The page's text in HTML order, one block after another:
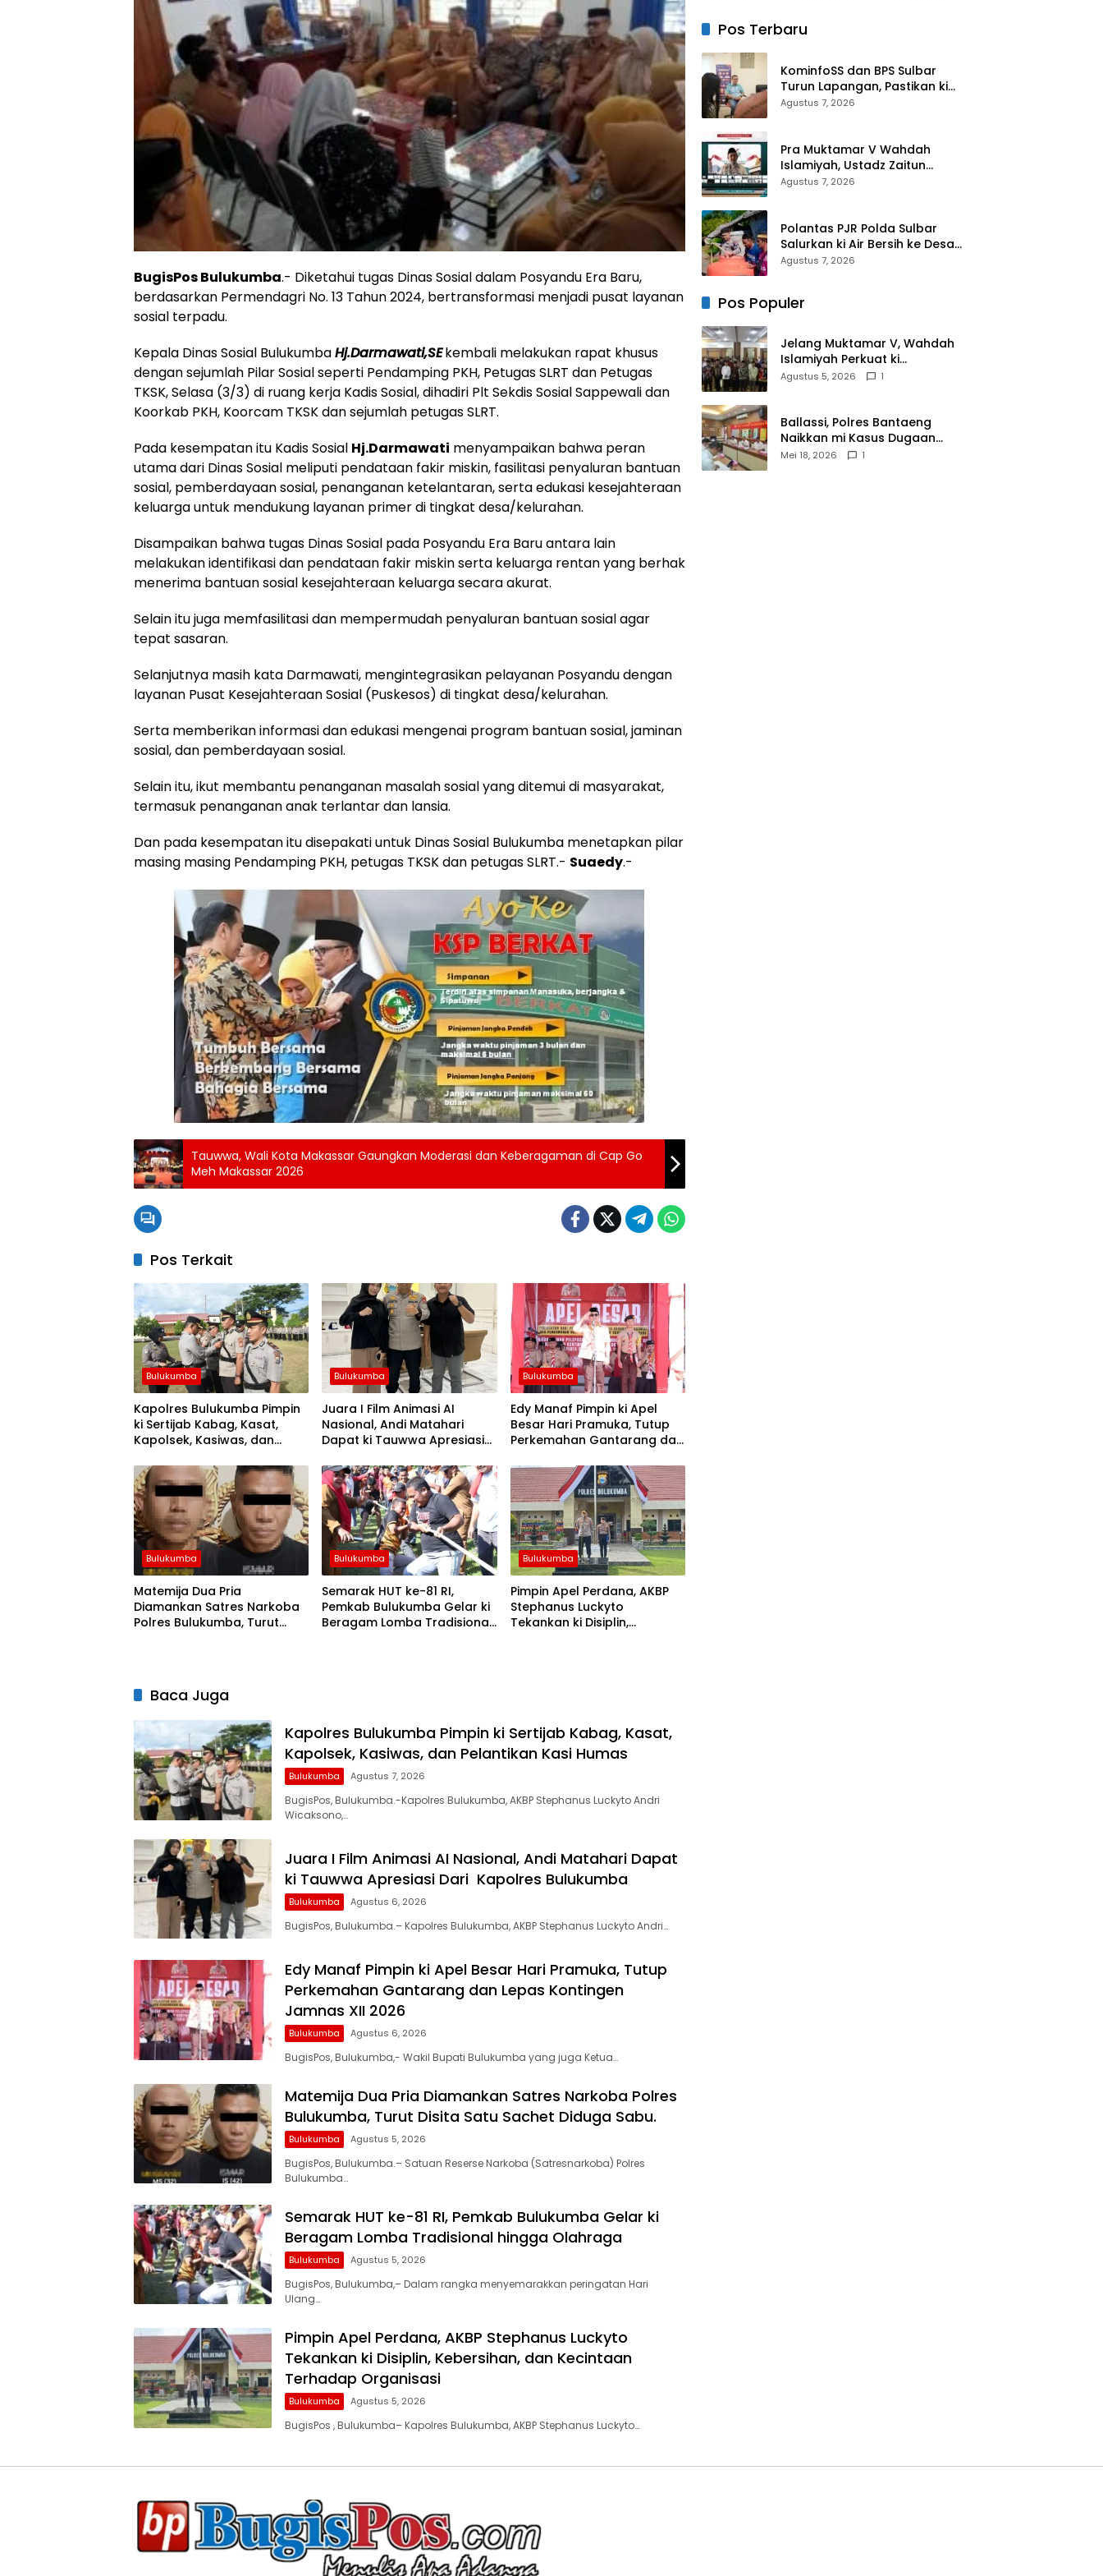
BugisPos Bulukumba.- Diketahui tugas Dinas Sosial dalam Posyandu Era Baru,
berdasarkan Permendagri No. 13 Tahun 2024, bertransformasi menjadi pusat layanan
sosial terpadu.
Kepala Dinas Sosial BulukumbaHj.Darmawati,SEkembali melakukan rapat khusus
dengan sejumlah Pilar Sosial seperti Pendamping PKH, Petugas SLRT dan Petugas
TKSK, Selasa (3/3) di ruang kerja Kadis Sosial, dihadiri Plt Sekdis Sosial Sappewali dan
Koorkab PKH, Koorcam TKSK dan sejumlah petugas SLRT.
Pada kesempatan itu Kadis Sosial Hj.Darmawati menyampaikan bahwa peran
utama dari Dinas Sosial meliputi pendataan fakir miskin, fasilitasi penyaluran bantuan
sosial, pemberdayaan sosial, penanganan ketelantaran, serta edukasi kesejahteraan
keluarga untuk mendukung layanan primer di tingkat desa/kelurahan.
Disampaikan bahwa tugas Dinas Sosial pada Posyandu Era Baru antara lain
melakukan identifikasi dan pendataan fakir miskin serta keluarga rentan yang berhak
menerima bantuan sosial kesejahteraan keluarga secara akurat.
Selain itu juga memfasilitasi dan mempermudah penyaluran bantuan sosial agar
tepat sasaran.
Selanjutnya masih kata Darmawati, mengintegrasikan pelayanan Posyandu dengan
layanan Pusat Kesejahteraan Sosial (Puskesos) di tingkat desa/kelurahan.
Serta memberikan informasi dan edukasi mengenai program bantuan sosial, jaminan
sosial, dan pemberdayaan sosial.
Selain itu, ikut membantu penanganan masalah sosial yang ditemui di masyarakat,
termasuk penanganan anak terlantar dan lansia.
Dan pada kesempatan itu disepakati untuk Dinas Sosial Bulukumba menetapkan pilar
masing masing Pendamping PKH, petugas TKSK dan petugas SLRT.- Suaedy.-
Tauwwa, Wali Kota Makassar Gaungkan Moderasi dan Keberagaman di Cap Go
Meh Makassar 2026
Pos Terkait
Bulukumba
Kapolres Bulukumba Pimpin
ki Sertijab Kabag, Kasat,
Kapolsek, Kasiwas, dan
Bulukumba
Juara I Film Animasi AI
Nasional, Andi Matahari
Dapat ki Tauwwa Apresiasi
Bulukumba
Edy Manaf Pimpin ki Apel
Besar Hari Pramuka, Tutup
Perkemahan Gantarang dan
2026
Bulukumba
Matemija Dua Pria
Diamankan Satres Narkoba
Polres Bulukumba, Turut
Bulukumba
Semarak HUT ke-81 RI,
Pemkab Bulukumba Gelar ki
Beragam Lomba Tradisional
Bulukumba
Pimpin Apel Perdana, AKBP
Stephanus Luckyto
Tekankan ki Disiplin,
Baca Juga
Kapolres Bulukumba Pimpin ki Sertijab Kabag, Kasat,
Kapolsek, Kasiwas, dan Pelantikan Kasi Humas
Bulukumba Agustus 7, 2026
BugisPos, Bulukumba.-Kapolres Bulukumba, AKBP Stephanus Luckyto Andri
Wicaksono,…
Juara I Film Animasi AI Nasional, Andi Matahari Dapat
ki Tauwwa Apresiasi Dari Kapolres Bulukumba
Bulukumba Agustus 6, 2026
BugisPos, Bulukumba.– Kapolres Bulukumba, AKBP Stephanus Luckyto Andri…
Edy Manaf Pimpin ki Apel Besar Hari Pramuka, Tutup
Perkemahan Gantarang dan Lepas Kontingen
Jamnas XII 2026
Bulukumba Agustus 6, 2026
BugisPos, Bulukumba,- Wakil Bupati Bulukumba yang juga Ketua…
Matemija Dua Pria Diamankan Satres Narkoba Polres
Bulukumba, Turut Disita Satu Sachet Diduga Sabu.
Bulukumba Agustus 5, 2026
BugisPos, Bulukumba.– Satuan Reserse Narkoba (Satresnarkoba) Polres
Bulukumba…
Semarak HUT ke-81 RI, Pemkab Bulukumba Gelar ki
Beragam Lomba Tradisional hingga Olahraga
Bulukumba Agustus 5, 2026
BugisPos, Bulukumba,– Dalam rangka menyemarakkan peringatan Hari
Ulang…
Pimpin Apel Perdana, AKBP Stephanus Luckyto
Tekankan ki Disiplin, Kebersihan, dan Kecintaan
Terhadap Organisasi
Bulukumba Agustus 5, 2026
BugisPos , Bulukumba– Kapolres Bulukumba, AKBP Stephanus Luckyto…
Dakwah
Anak Yatim
Memohon
Keberkahan
Keamanan
Negeri
Kasat,
Kasiwas, dan
Pelantikan
Kasi Humas
Santunan
Kematian
Pos Terbaru
KominfoSS dan BPS Sulbar
Turun Lapangan, Pastikan ki
Sensus Ekonomi 2026 Berjalan
Agustus 7, 2026
Pra Muktamar V Wahdah
Islamiyah, Ustadz Zaitun
Rasmin: Momentum Perkuat
Agustus 7, 2026
Polantas PJR Polda Sulbar
Salurkan ki Air Bersih ke Desa
Saloleyang, Bantuan Nyata di
Agustus 7, 2026
Pos Populer
Jelang Muktamar V, Wahdah
Islamiyah Perkuat ki
Wasathiyah dan Kebangsaan
Agustus 5, 2026 1
Ballassi, Polres Bantaeng
Naikkan mi Kasus Dugaan
Korupsi PDAM ke Penyidikan
Mei 18, 2026 1